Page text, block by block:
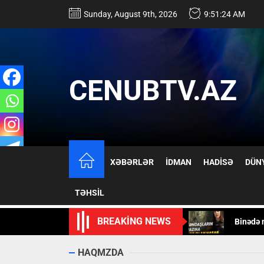
Sunday, August 9th, 2026 9:51:25 AM
CENUBTV.AZ
XƏBƏRLƏR İDMAN HADİSƏ
TƏHSİL
BREAKING NEWS DİN,
HAQMZDA